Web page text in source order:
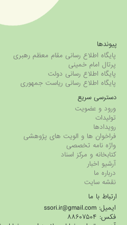
پیوندها
پایگاه اطلاع رسانی مقام معظم رهبری
پرتال امام خمینی
پایگاه اطلاع رسانی دولت
پایگاه اطلاع رسانی ریاست جمهوری
دسترسی سریع
ورود و عضویت
تولیدات
رویدادها
فراخوان ها و الویت های پژوهشی
واژه نامه تخصصی
کتابخانه و مرکز اسناد
آرشیو اخبار
درباره ما
نقشه سایت
ارتباط با ما
ایمیل: ssori.ir@gmail.com
فکس: ۸۸۶۰۷۵۰۴